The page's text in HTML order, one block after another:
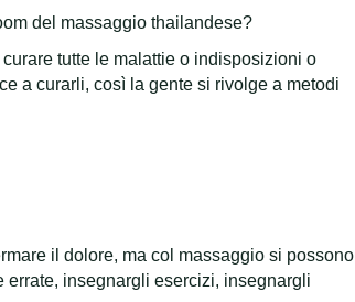
del massaggio thailandese?
tutte le malattie o indisposizioni o
a curarli, così la gente si rivolge a metodi
il dolore, ma col massaggio si possono
insegnargli esercizi, insegnargli